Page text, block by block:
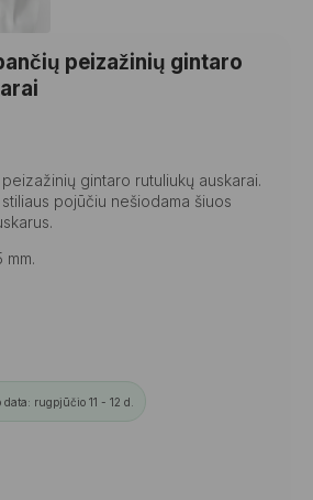
peizažinių gintaro
gintaro rutuliukų auskarai.
pojūčiu nešiodama šiuos
mm.
rugpjūčio 11 - 12 d.